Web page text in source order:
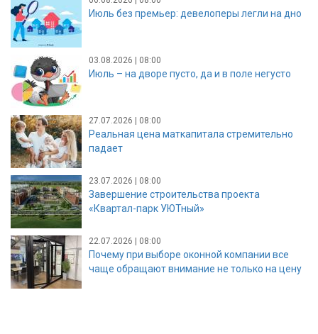
Июль без премьер: девелоперы легли на дно
03.08.2026 | 08:00
Июль – на дворе пусто, да и в поле негусто
27.07.2026 | 08:00
Реальная цена маткапитала стремительно
падает
23.07.2026 | 08:00
Завершение строительства проекта
«Квартал-парк УЮТный»
22.07.2026 | 08:00
Почему при выборе оконной компании все
чаще обращают внимание не только на цену